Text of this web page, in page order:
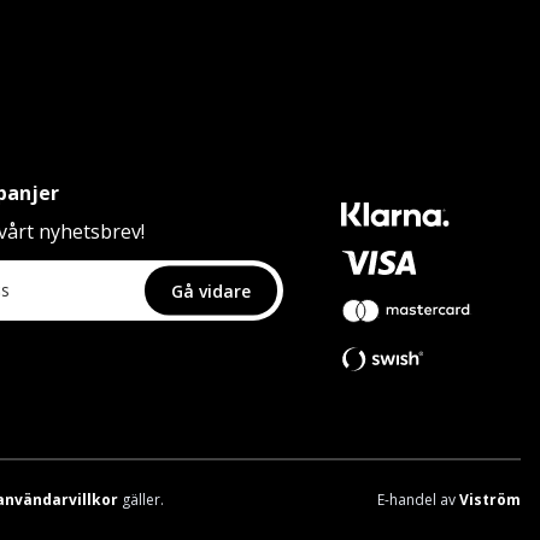
nyhetsbrev!
Gå vidare
gäller. E-handel avViström